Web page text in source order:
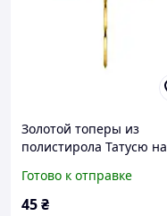
Золотой топеры из
полистирола Татусю на
8 см
Готово к отправке
45₴